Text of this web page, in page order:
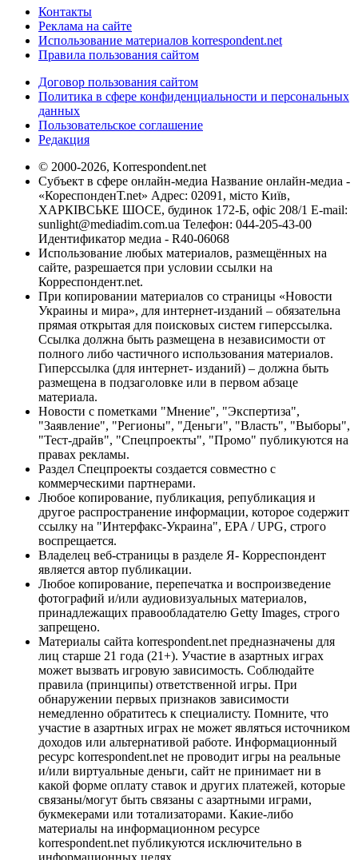
Контакты
Реклама на сайте
Использование материалов korrespondent.net
Правила пользования сайтом
Договор пользования сайтом
Политика в сфере конфиденциальности и персональных
данных
Пользовательское соглашение
Редакция
© 2000-2026, Korrespondent.net
Субъект в сфере онлайн-медиа Название онлайн-медиа -
«КореспонденТ.net» Адрес: 02091, місто Київ,
ХАРКІВСЬКЕ ШОСЕ, будинок 172-Б, офіс 208/1 E-mail:
sunlight@mediadim.com.ua Телефон: 044-205-43-00
Идентификатор медиа - R40-06068
Использование любых материалов, размещённых на
сайте, разрешается при условии ссылки на
Корреспондент.net.
При копировании материалов со страницы «Новости
Украины и мира», для интернет-изданий – обязательна
прямая открытая для поисковых систем гиперссылка.
Ссылка должна быть размещена в независимости от
полного либо частичного использования материалов.
Гиперссылка (для интернет- изданий) – должна быть
размещена в подзаголовке или в первом абзаце
материала.
Новости с пометками "Мнение", "Экспертиза",
"Заявление", "Регионы", "Деньги", "Власть", "Выборы",
"Тест-драйв", "Спецпроекты", "Промо" публикуются на
правах рекламы.
Раздел Спецпроекты создается совместно с
коммерческими партнерами.
Любое копирование, публикация, републикация и
другое распространение информации, которое содержит
ссылку на "Интерфакс-Украина", EPA / UPG, строго
воспрещается.
Владелец веб-страницы в разделе Я- Корреспондент
является автор публикации.
Любое копирование, перепечатка и воспроизведение
фотографий и/или аудиовизуальных материалов,
принадлежащих правообладателю Getty Images, строго
запрещено.
Материалы сайта korrespondent.net предназначены для
лиц старше 21 года (21+). Участие в азартных играх
может вызвать игровую зависимость. Соблюдайте
правила (принципы) ответственной игры. При
обнаружении первых признаков зависимости
немедленно обратитесь к специалисту. Помните, что
участие в азартных играх не может являться источником
доходов или альтернативой работе. Информационный
ресурс korrespondent.net не проводит игры на реальные
и/или виртуальные деньги, сайт не принимает ни в
какой форме оплату ставок и других платежей, которые
связаны/могут быть связаны с азартными играми,
букмекерами или тотализаторами. Какие-либо
материалы на информационном ресурсе
korrespondent.net публикуются исключительно в